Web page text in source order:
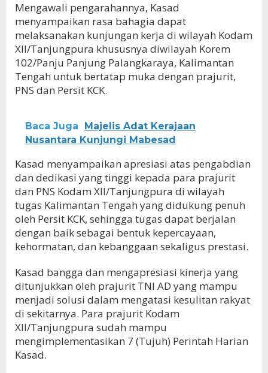
Mengawali pengarahannya, Kasad
menyampaikan rasa bahagia dapat
melaksanakan kunjungan kerja di wilayah Kodam
XII/Tanjungpura khususnya diwilayah Korem
102/Panju Panjung Palangkaraya, Kalimantan
Tengah untuk bertatap muka dengan prajurit,
PNS dan Persit KCK.
Baca Juga
Majelis Adat Kerajaan
Nusantara Kunjungi Mabesad
Kasad menyampaikan apresiasi atas pengabdian
dan dedikasi yang tinggi kepada para prajurit
dan PNS Kodam XII/Tanjungpura di wilayah
tugas Kalimantan Tengah yang didukung penuh
oleh Persit KCK, sehingga tugas dapat berjalan
dengan baik sebagai bentuk kepercayaan,
kehormatan, dan kebanggaan sekaligus prestasi.
Kasad bangga dan mengapresiasi kinerja yang
ditunjukkan oleh prajurit TNI AD yang mampu
menjadi solusi dalam mengatasi kesulitan rakyat
di sekitarnya. Para prajurit Kodam
XII/Tanjungpura sudah mampu
mengimplementasikan 7 (Tujuh) Perintah Harian
Kasad.